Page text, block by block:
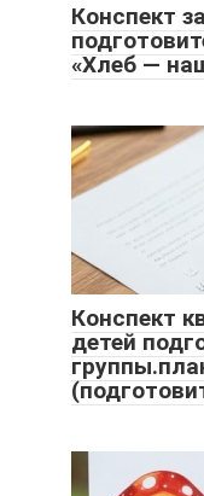
Конспект
«Хлеб —
Конспект
детей